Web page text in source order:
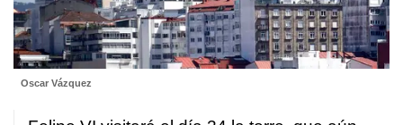
Oscar Vázquez